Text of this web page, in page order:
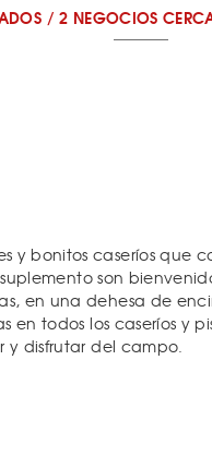
/2 NEGOCIOS
y bonitos caseríos que
suplemento son
en una dehesa de
en todos los caseríos y
disfrutar del campo.